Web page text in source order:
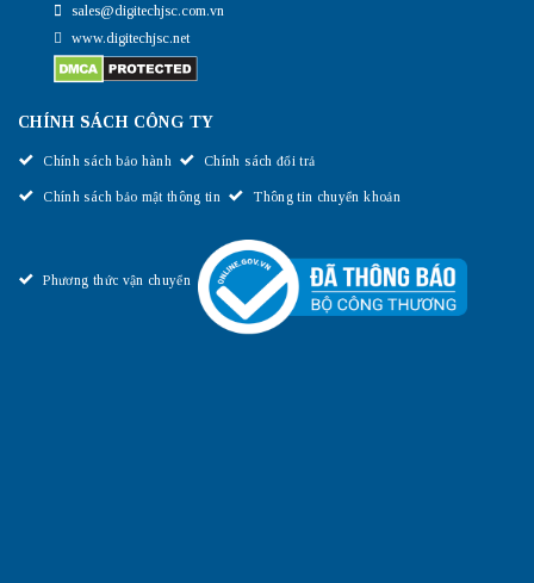
sales@digitechjsc.com.vn
www.digitechjsc.net
CHÍNH SÁCH CÔNG TY
Chính sách bảo hành Chính sách đổi trả
Chính sách bảo mật thông tin Thông tin chuyển khoản
Phương thức vận chuyển